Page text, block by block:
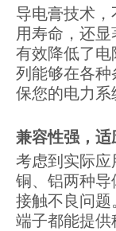
导电膏技术
用寿命，还显
有效降低了电
列能够在各
保您的电力系
兼容性强，
考虑到实际应
铜、铝两种
接触不良问
端子都能提